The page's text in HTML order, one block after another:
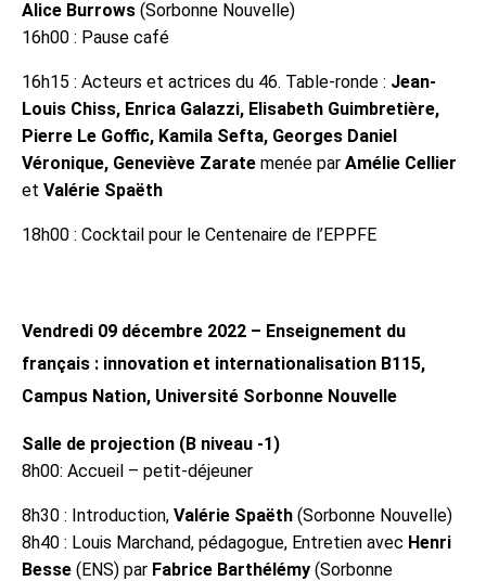
Alice Burrows (Sorbonne Nouvelle)
16h00 : Pause café
16h15 : Acteurs et actrices du 46. Table-ronde : Jean-
Louis Chiss, Enrica Galazzi, Elisabeth Guimbretière,
Pierre Le Goffic, Kamila Sefta, Georges Daniel
Véronique, Geneviève Zarate menée par Amélie Cellier
et Valérie Spaëth
18h00 : Cocktail pour le Centenaire de l’EPPFE
Vendredi 09 décembre 2022 – Enseignement du
français : innovation et internationalisation B115,
Campus Nation, Université Sorbonne Nouvelle
Salle de projection (B niveau -1)
8h00: Accueil – petit-déjeuner
8h30 : Introduction, Valérie Spaëth (Sorbonne Nouvelle)
8h40 : Louis Marchand, pédagogue, Entretien avec Henri
Besse (ENS) par Fabrice Barthélémy (Sorbonne